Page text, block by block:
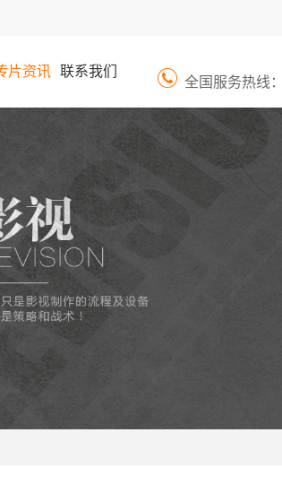
全国服务热线：
片资讯 联系我们